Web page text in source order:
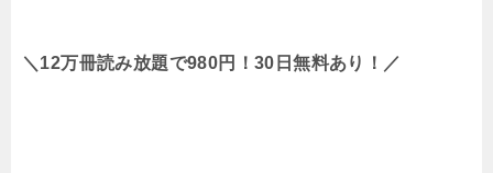
＼12万冊読み放題で980円！30日無料あり！／